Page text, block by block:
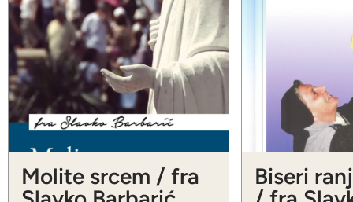
Molite srcem / fra
Biseri